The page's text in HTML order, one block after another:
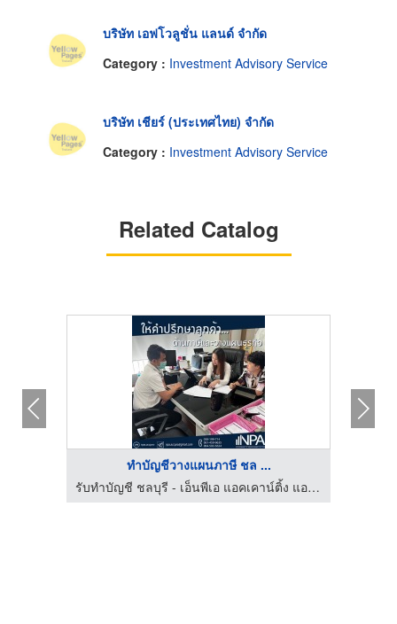
บริษัท เอฟโวลูชั่น แลนด์ จำกัด
Category : Investment Advisory Service
บริษัท เชียร์ (ประเทศไทย) จำกัด
Category : Investment Advisory Service
Related Catalog
ทำบัญชีวางแผนภาษี ชล ...
รับทำบัญชี ชลบุรี - เอ็นพีเอ แอคเคาน์ติ้ง แอนด์ โปรเฟสชั่นแนล